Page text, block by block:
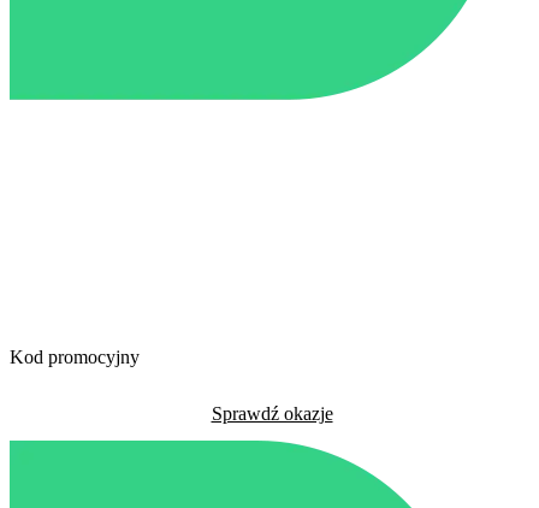
Kod promocyjny
Sprawdź okazje